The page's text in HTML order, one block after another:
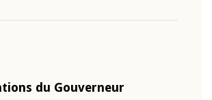
du Gouverneur